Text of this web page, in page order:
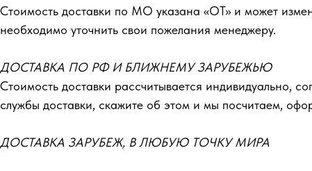
Стоимость доставки по МО указана «ОТ»‎ и может
необходимо уточнить свои пожелания менеджеру.
ДОСТАВКА ПО РФ И БЛИЖНЕМУ ЗАРУБЕЖЬЮ
Стоимость доставки рассчитывается индивидуально,
службы доставки, скажите об этом и мы посчитаем,
ДОСТАВКА ЗАРУБЕЖ, В ЛЮБУЮ ТОЧКУ МИРА